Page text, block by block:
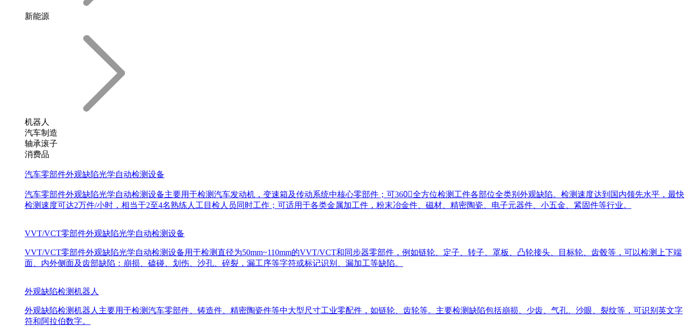
新能源
机器人
汽车制造
轴承滚子
消费品
汽车零部件外观缺陷光学自动检测设备
汽车零部件外观缺陷光学自动检测设备主要用于检测汽车发动机，变速箱及传动系统中核心零部件；可360〬全方位检测工件各部位全类别外观缺陷。检测速度达到国内领先水平，最快
检测速度可达2万件/小时，相当于2至4名熟练人工目检人员同时工作；可适用于各类金属加工件，粉末冶金件、磁材、精密陶瓷、电子元器件、小五金、紧固件等行业。
VVT/VCT零部件外观缺陷光学自动检测设备
VVT/VCT零部件外观缺陷光学自动检测设备用于检测直径为50mm~110mm的VVT/VCT和同步器零部件，例如链轮、定子、转子、罩板、凸轮接头、目标轮、齿毂等，可以检测上下端
面、内外侧面及齿部缺陷：崩损、磕碰、划伤、沙孔、碎裂，漏工序等字符或标记识别、漏加工等缺陷。
外观缺陷检测机器人
外观缺陷检测机器人主要用于检测汽车零部件、铸造件、精密陶瓷件等中大型尺寸工业零配件，如链轮、齿轮等。主要检测缺陷包括崩损、少齿、气孔、沙眼、裂纹等，可识别英文字
符和阿拉伯数字。